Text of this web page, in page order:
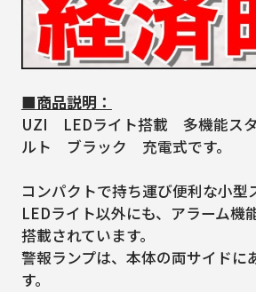
■商品説明：
UZI LEDライト搭載 多機能ス
ルト ブラック 充電式です。
コンパクトで持ち運び便利な小型
LEDライト以外にも、アラーム機
搭載されています。
警報ランプは、本体の両サイドに
す。